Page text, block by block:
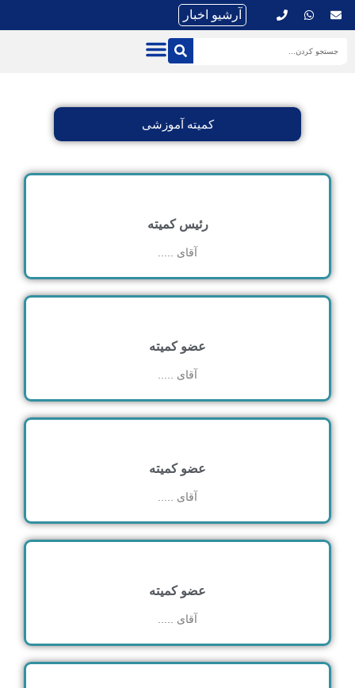
آرشیو اخبار
کمیته آموزشی
رئیس کمیته
آقای .....
عضو کمیته
آقای .....
عضو کمیته
آقای .....
عضو کمیته
آقای .....